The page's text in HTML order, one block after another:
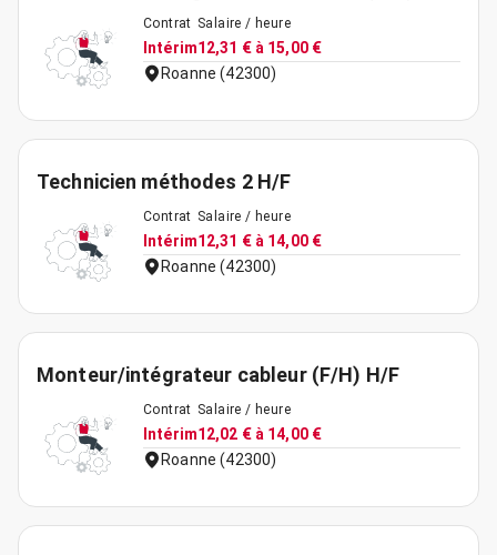
Contrat
Intérim
Salaire / heure
12,31 € à 15,00 €
Roanne (42300)
Technicien méthodes 2 H/F
Contrat
Intérim
Salaire / heure
12,31 € à 14,00 €
Roanne (42300)
Monteur/intégrateur cableur (F/H) H/F
Contrat
Intérim
Salaire / heure
12,02 € à 14,00 €
Roanne (42300)